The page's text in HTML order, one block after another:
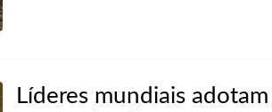
Líderes mundiais